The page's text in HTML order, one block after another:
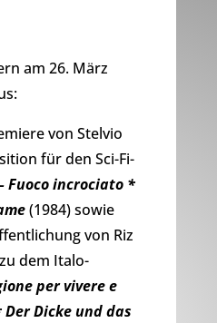
am 26. März
von Stelvio
für den Sci-Fi-
Fuoco incrociato *
(1984) sowie
von Riz
dem Italo-
per vivere e
Dicke und das